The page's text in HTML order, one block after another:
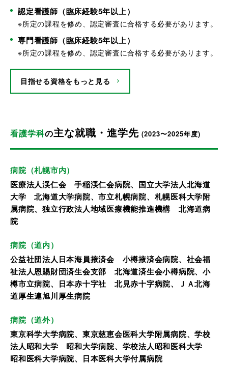
認定看護師（臨床経験5年以上）
※所定の課程を修め、認定審査に合格する必要があります。
専門看護師（臨床経験5年以上）
※所定の課程を修め、認定審査に合格する必要があります。
目指せる資格をもっと見る
看護学科の主な就職・進学先 (2023〜2025年度)
病院（札幌市内）
医療法人渓仁会 手稲渓仁会病院、国立大学法人北海道
大学 北海道大学病院、市立札幌病院、札幌医科大学附
属病院、独立行政法人地域医療機能推進機構 北海道病
院
病院（道内）
公益社団法人日本海員掖済会 小樽掖済会病院、社会福
祉法人恩賜財団済生会支部 北海道済生会小樽病院、小
樽市立病院、日本赤十字社 北見赤十字病院、ＪＡ北海
道厚生連旭川厚生病院
病院（道外）
東京科学大学病院、東京慈恵会医科大学附属病院、学校
法人昭和大学 昭和大学病院、学校法人昭和医科大学
昭和医科大学病院、日本医科大学付属病院